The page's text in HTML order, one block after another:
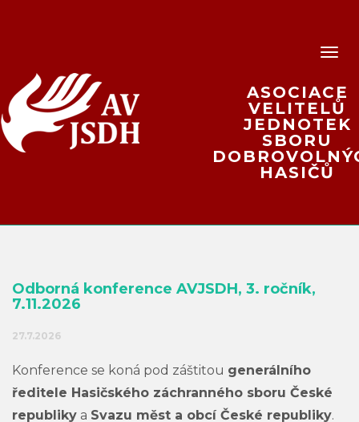
ASOCIACE
VELITELŮ
JEDNOTEK
SBORU
HASIČŮ
Odborná konference AVJSDH, 3. ročník,
7.11.2026
27.7.2026
Konference se koná pod záštitou generálního
ředitele Hasičského záchranného sboru České
republiky a Svazu měst a obcí České republiky.